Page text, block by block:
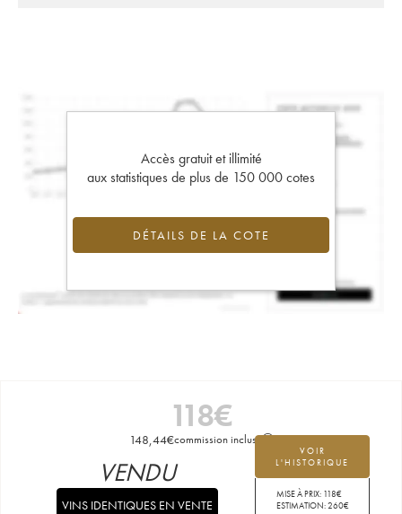
Accès gratuit et illimité
aux statistiques de plus de 150 000 cotes
DÉTAILS DE LA COTE
118€
148,44€commission incluse
VOIR
L'HISTORIQUE
MISE À PRIX: 118€
ESTIMATION:260€
VENDU
VINS IDENTIQUES EN VENTE